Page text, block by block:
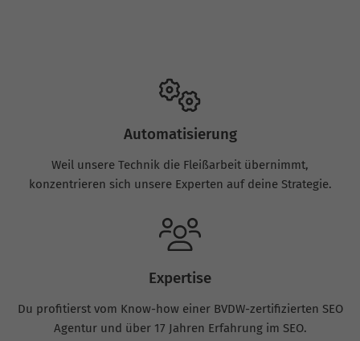
Automatisierung
Weil unsere Technik die Fleißarbeit übernimmt,
konzentrieren sich unsere Experten auf deine Strategie.
Expertise
Du profitierst vom Know-how einer BVDW-zertifizierten SEO
Agentur und über 17 Jahren Erfahrung im SEO.